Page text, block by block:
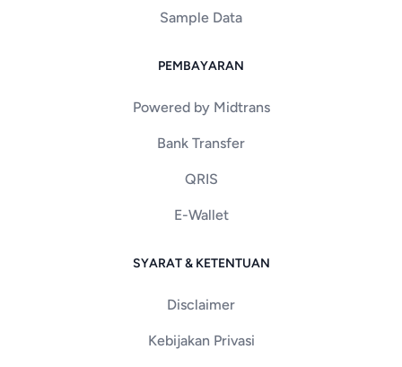
Sample Data
PEMBAYARAN
Powered by Midtrans
Bank Transfer
QRIS
E-Wallet
SYARAT & KETENTUAN
Disclaimer
Kebijakan Privasi